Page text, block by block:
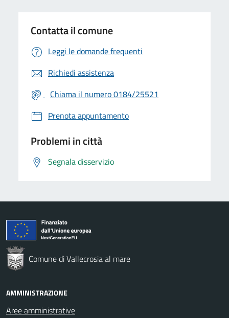
Contatta il comune
Leggi le domande frequenti
Richiedi assistenza
Chiama il numero 0184/25521
Prenota appuntamento
Problemi in città
Segnala disservizio
Comune di Vallecrosia al mare
AMMINISTRAZIONE
Aree amministrative